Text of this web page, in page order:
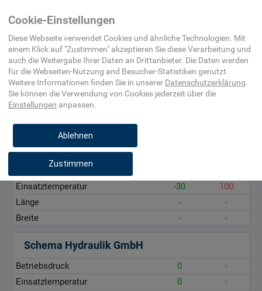
und
Prozessleittechnik
Betriebsdruck, bar
Einsatztemperatur, °C
Länge, mm
CEJN-Product GmbH
Einsatztemperatur
-30
100
Länge
-
-
Breite
- -
Schema Hydraulik GmbH
Betriebsdruck 0
-
Einsatztemperatur
0
-
Cookie-Einstellungen
Diese Webseite verwendet Cookies und ähnliche Technologien. Mit
einem Klick auf "Zustimmen" akzeptieren Sie diese Verarbeitung und
auch die Weitergabe Ihrer Daten an Drittanbieter. Die Daten werden
für dieWebseiten-Nutzung and Besucher-Statistiken genutzt.
Weitere Informationen finden Sie in unserer Datenschutzerklärung.
Sie können die Verwendung von Cookies jederzeit über die
Einstellungen anpassen.
Ablehnen
Zustimmen